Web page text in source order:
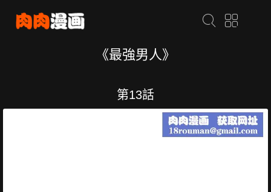
《最強男人》
第13話